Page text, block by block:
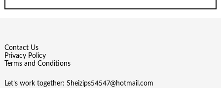
Contact Us
Privacy Policy
Terms and Conditions
Let’s work together: Sheizips54547@hotmail.com